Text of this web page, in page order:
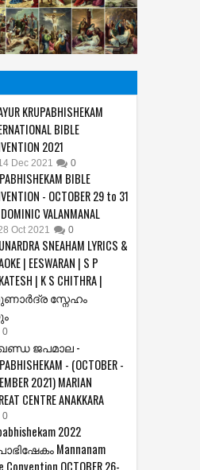
KRUPABHISHEKAM
BIBLE
2021
Dec 2021 0
BIBLE
- OCTOBER 29 to 31
VALANMANAL
Oct 2021 0
SNEAHAM LYRICS &
| EESWARAN | S P
| K S CHITHRA |
സ്നേഹം
0
ജപമാല -
- (OCTOBER -
2021) MARIAN
CENTRE ANAKKARA
0
2022
Mannanam
Convention OCTOBER 26-